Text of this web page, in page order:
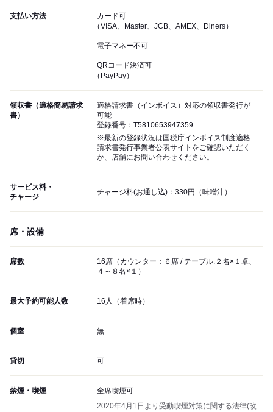
支払い方法
カード可
（VISA、Master、JCB、AMEX、Diners）
電子マネー不可
QRコード決済可
（PayPay）
領収書（適格簡易請求
書）
適格請求書（インボイス）対応の領収書発行が
可能
登録番号：T5810653947359
※最新の登録状況は国税庁インボイス制度適格
請求書発行事業者公表サイトをご確認いただく
か、店舗にお問い合わせください。
サービス料・
チャージ
チャージ料(お通し込)：330円（味噌汁）
席・設備
席数
16席（カウンター：６席 / テーブル:２名×１卓、
４～８名×１）
最大予約可能人数 16人（着席時）
個室 無
貸切 可
禁煙・喫煙
全席喫煙可
2020年4月1日より受動喫煙対策に関する法律(改